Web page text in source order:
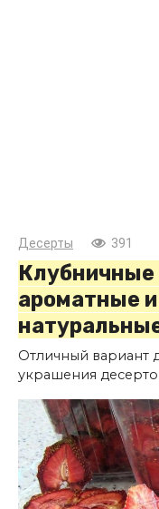
Десерты 391
ароматные
Отличный вариант
украшения